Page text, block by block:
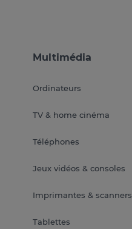
Multimédia
Ordinateurs
TV & home cinéma
Téléphones
Jeux vidéos & consoles
Imprimantes & scanners
Tablettes